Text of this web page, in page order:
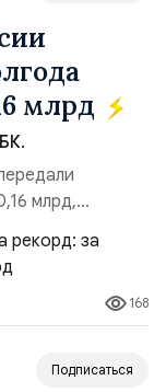
млрд
млрд,
раза больше,
млрд).
денежного
и
168
Подписаться